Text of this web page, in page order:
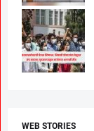
WEB STORIES